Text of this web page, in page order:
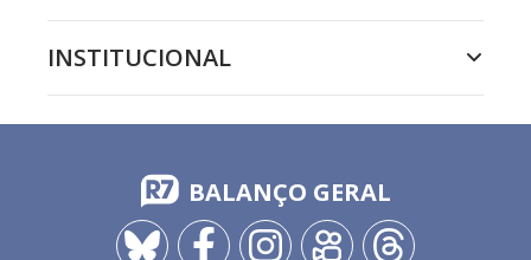
INSTITUCIONAL
BALANÇO GERAL